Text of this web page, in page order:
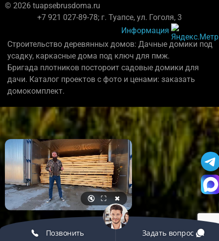
© 2026 tuapsebrusdoma.ru
+7 921 027-89-78; г. Туапсе, ул. Гоголя, 3
Информация
Строительство деревянных домов: Дачные домики под
усадку, каркасные дома под ключ для пмж.
Бригада плотников постороит садовые домики для
дачи. Каталог проектов с фото и ценами: заказать
домокомплект.
🔇 ⛶ ✖
Позвонить Задать вопрос